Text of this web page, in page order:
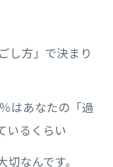
し方」で決まり
はあなたの「過
いるくらい
なんです。